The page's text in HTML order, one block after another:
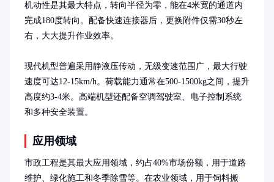
机动性是其最大特点，转向半径为零，能在4米宽的通道内
完成180度转向。配备快速连接器后，更换附件仅需30秒左
右，大大提升作业效率。
现代机型普遍采用静液压传动，无级变速范围广，最大行驶
速度可达12-15km/h。荷载能力通常在500-1500kg之间，提升
高度约3-4米。高端机型还配备空调驾驶室、电子控制系统
和多种安全装置。
应用领域
市政工程是其最大应用领域，约占40%市场份额，用于道路
维护、绿化施工和冬季除雪等。在农业领域，用于饲料搬